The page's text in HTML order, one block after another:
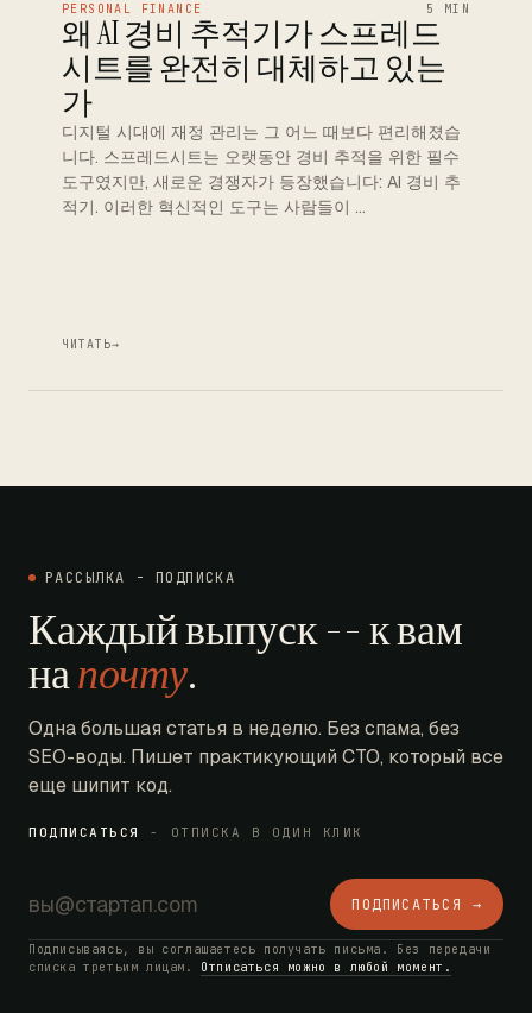
PERSONAL FINANCE 5 MIN
왜 AI 경비 추적기가 스프레드
시트를 완전히 대체하고 있는
가
디지털 시대에 재정 관리는 그 어느 때보다 편리해졌습
니다. 스프레드시트는 오랫동안 경비 추적을 위한 필수
도구였지만, 새로운 경쟁자가 등장했습니다: AI 경비 추
적기. 이러한 혁신적인 도구는 사람들이 …
ЧИТАТЬ→
РАССЫЛКА - ПОДПИСКА
Каждый выпуск -- к вам
напочту.
Одна большая статья в неделю. Без спама, без
SEO-воды. Пишет практикующий CTO, который все
еще шипит код.
ПОДПИСАТЬСЯ - ОТПИСКА В ОДИН КЛИК
ПОДПИСАТЬСЯ →
Подписываясь, вы соглашаетесь получать письма. Без передачи
списка третьим лицам. Отписаться можно в любой момент.